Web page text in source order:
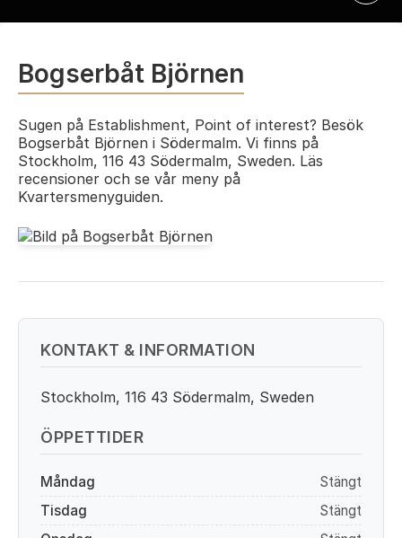
Bogserbåt Björnen
Sugen på Establishment, Point of interest? Besök
Bogserbåt Björnen i Södermalm. Vi finns på
Stockholm, 116 43 Södermalm, Sweden. Läs
recensioner och se vår meny på
Kvartersmenyguiden.
KONTAKT & INFORMATION
Stockholm, 116 43 Södermalm, Sweden
ÖPPETTIDER
Måndag
Stängt
Tisdag
Stängt